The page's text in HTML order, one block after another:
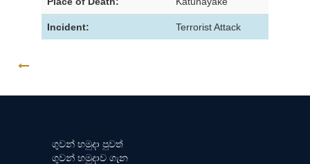
Incident: Terrorist Attack
ගුවන් හමුදා පුවත්
ගුවන් හමුදාව ගැන